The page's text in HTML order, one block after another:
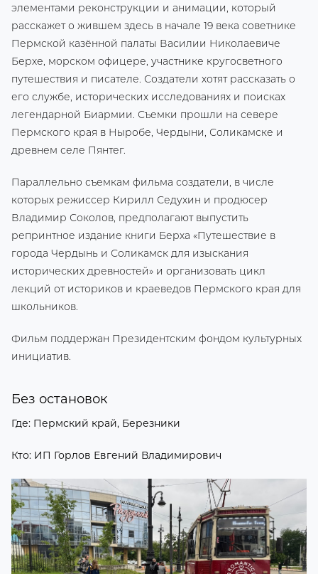
элементами реконструкции и анимации, который
расскажет о жившем здесь в начале 19 века советнике
Пермской казённой палаты Василии Николаевиче
Берхе, морском офицере, участнике кругосветного
путешествия и писателе. Создатели хотят рассказать о
его службе, исторических исследованиях и поисках
легендарной Биармии. Съемки прошли на севере
Пермского края в Ныробе, Чердыни, Соликамске и
древнем селе Пянтег.
Параллельно съемкам фильма создатели, в числе
которых режиссер Кирилл Седухин и продюсер
Владимир Соколов, предполагают выпустить
репринтное издание книги Берха «Путешествие в
города Чердынь и Соликамск для изыскания
исторических древностей» и организовать цикл
лекций от историков и краеведов Пермского края для
школьников.
Фильм поддержан Президентским фондом культурных
инициатив.
Без остановок
Где: Пермский край, Березники
Кто: ИП Горлов Евгений Владимирович